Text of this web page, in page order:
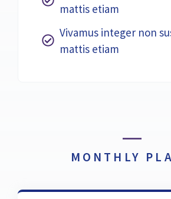
mattis etiam
Vivamus integer non
mattis etiam
MONTHLY